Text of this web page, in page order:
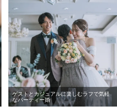
ゲストとカジュアルに楽しむラフで気軽
なパーティー婚